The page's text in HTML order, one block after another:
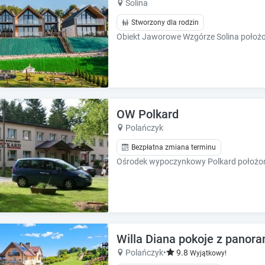
e
.
P
e
s
s
h
e
q
u
e
s
t
i
o
m
a
r
.
P
h
e
q
u
e
m
a
r
Solina
Stworzony dla rodzin
OW Polkard
Polańczyk
Bezpłatna zmiana terminu
Willa Diana pokoje z
Polańczyk• 9.8 Wyjątkowy!